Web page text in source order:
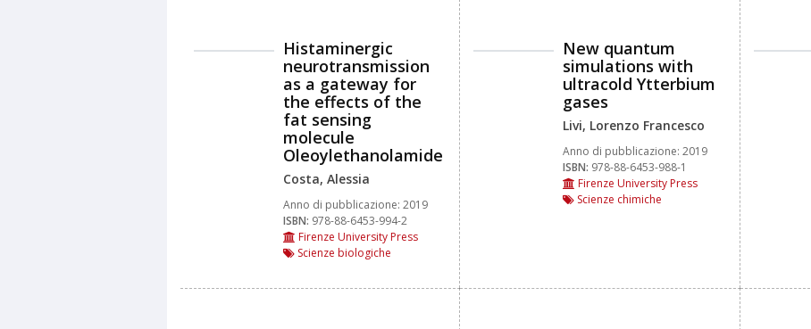
Histaminergic
neurotransmission
as a gateway for
the effects of the
fat sensing
molecule
Oleoylethanolamide
Costa, Alessia
Anno di pubblicazione: 2019
ISBN: 978-88-6453-994-2
Firenze University Press
Scienze biologiche
New quantum
simulations with
ultracold Ytterbium
gases
Livi, Lorenzo Francesco
Anno di pubblicazione: 2019
ISBN: 978-88-6453-988-1
Firenze University Press
Scienze chimiche